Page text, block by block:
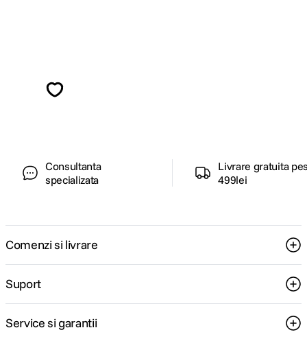
Consultanta
specializata
Livrare gratuita
499lei
Comenzi si livrare
Suport
Service si garantii